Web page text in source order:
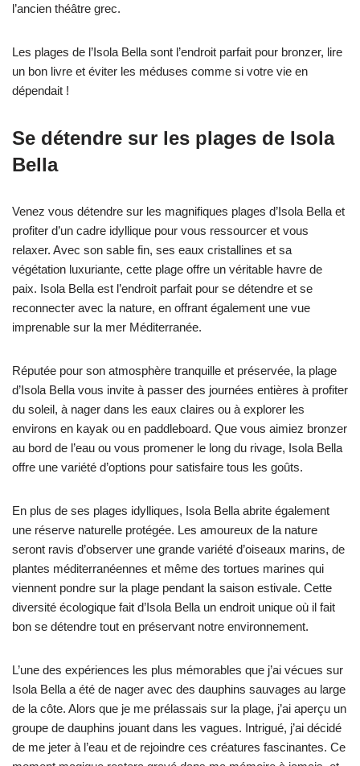
l’ancien théâtre grec.
Les plages de l’Isola Bella sont l’endroit parfait pour bronzer, lire
un bon livre et éviter les méduses comme si votre vie en
dépendait !
Se détendre sur les plages de Isola
Bella
Venez vous détendre sur les magnifiques plages d’Isola Bella et
profiter d’un cadre idyllique pour vous ressourcer et vous
relaxer. Avec son sable fin, ses eaux cristallines et sa
végétation luxuriante, cette plage offre un véritable havre de
paix. Isola Bella est l’endroit parfait pour se détendre et se
reconnecter avec la nature, en offrant également une vue
imprenable sur la mer Méditerranée.
Réputée pour son atmosphère tranquille et préservée, la plage
d’Isola Bella vous invite à passer des journées entières à profiter
du soleil, à nager dans les eaux claires ou à explorer les
environs en kayak ou en paddleboard. Que vous aimiez bronzer
au bord de l’eau ou vous promener le long du rivage, Isola Bella
offre une variété d’options pour satisfaire tous les goûts.
En plus de ses plages idylliques, Isola Bella abrite également
une réserve naturelle protégée. Les amoureux de la nature
seront ravis d’observer une grande variété d’oiseaux marins, de
plantes méditerranéennes et même des tortues marines qui
viennent pondre sur la plage pendant la saison estivale. Cette
diversité écologique fait d’Isola Bella un endroit unique où il fait
bon se détendre tout en préservant notre environnement.
L’une des expériences les plus mémorables que j’ai vécues sur
Isola Bella a été de nager avec des dauphins sauvages au large
de la côte. Alors que je me prélassais sur la plage, j’ai aperçu un
groupe de dauphins jouant dans les vagues. Intrigué, j’ai décidé
de me jeter à l’eau et de rejoindre ces créatures fascinantes. Ce